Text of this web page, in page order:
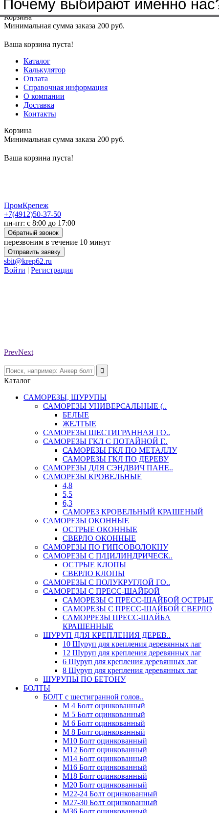
Меню+7(4912)50-37-50sbit@krep62.ru
Корзина
Минимальная сумма заказа 200 руб.
Ваша корзина пуста!
Каталог
Калькулятор
Оплата
Справочная информация
О компании
Доставка
Контакты
Корзина
Минимальная сумма заказа 200 руб.
Ваша корзина пуста!
ПромКрепеж
+7(4912)50-37-50
пн-пт: с 8:00 до 17:00
Обратный звонок
перезвоним в течение 10 минут
Отправить заявку
sbit@krep62.ru
Войти | Регистрация
PrevNext
Каталог
САМОРЕЗЫ, ШУРУПЫ
САМОРЕЗЫ УНИВЕРСАЛЬНЫЕ (..
БЕЛЫЕ
ЖЕЛТЫЕ
САМОРЕЗЫ ШЕСТИГРАННАЯ ГО..
САМОРЕЗЫ ГКЛ С ПОТАЙНОЙ Г..
САМОРЕЗЫ ГКЛ ПО МЕТАЛЛУ
САМОРЕЗЫ ГКЛ ПО ДЕРЕВУ
САМОРЕЗЫ ДЛЯ СЭНДВИЧ ПАНЕ..
САМОРЕЗЫ КРОВЕЛЬНЫЕ
4,8
5,5
6,3
САМОРЕЗ КРОВЕЛЬНЫЙ КРАШЕНЫЙ
САМОРЕЗЫ ОКОННЫЕ
ОСТРЫЕ ОКОННЫЕ
СВЕРЛО ОКОННЫЕ
САМОРЕЗЫ ПО ГИПСОВОЛОКНУ
САМОРЕЗЫ С П/ЦИЛИНДРИЧЕСК..
ОСТРЫЕ КЛОПЫ
СВЕРЛО КЛОПЫ
САМОРЕЗЫ С ПОЛУКРУГЛОЙ ГО..
САМОРЕЗЫ С ПРЕСС-ШАЙБОЙ
САМОРЕЗЫ С ПРЕСС-ШАЙБОЙ ОСТРЫЕ
САМОРЕЗЫ С ПРЕСС-ШАЙБОЙ СВЕРЛО
САМОРРЕЗЫ ПРЕСС-ШАЙБА
КРАШЕННЫЕ
ШУРУП ДЛЯ КРЕПЛЕНИЯ ДЕРЕВ..
10 Шуруп для крепления деревянных лаг
12 Шуруп для крепления деревянных лаг
6 Шуруп для крепления деревянных лаг
8 Шуруп для крепления деревянных лаг
ШУРУПЫ ПО БЕТОНУ
БОЛТЫ
БОЛТ с шестигранной голов..
М 4 Болт оцинкованный
М 5 Болт оцинкованный
М 6 Болт оцинкованный
М 8 Болт оцинкованный
М10 Болт оцинкованный
М12 Болт оцинкованный
М14 Болт оцинкованный
М16 Болт оцинкованный
М18 Болт оцинкованный
М20 Болт оцинкованный
М22-24 Болт оцинкованный
М27-30 Болт оцинкованный
М36 Болт оцинкованный
Почему выбирают именно